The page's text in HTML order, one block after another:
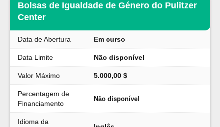
Bolsas de Igualdade de Género do Pulitzer
Center
Data de Abertura Em curso
Data Limite Não disponível
Valor Máximo 5.000,00 $
Percentagem de
Financiamento
Não disponível
Idioma da